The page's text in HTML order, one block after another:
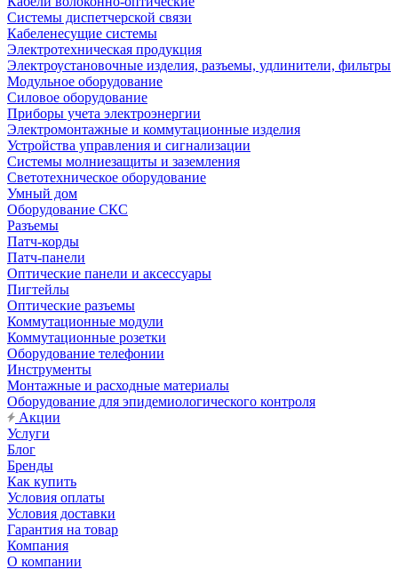
Системы диспетчерской связи
Кабеленесущие системы
Электротехническая продукция
Электроустановочные изделия, разъемы, удлинители, фильтры
Модульное оборудование
Силовое оборудование
Приборы учета электроэнергии
Электромонтажные и коммутационные изделия
Устройства управления и сигнализации
Системы молниезащиты и заземления
Светотехническое оборудование
Умный дом
Оборудование СКС
Разъемы
Патч-корды
Патч-панели
Оптические панели и аксессуары
Пигтейлы
Оптические разъемы
Коммутационные модули
Коммутационные розетки
Оборудование телефонии
Инструменты
Монтажные и расходные материалы
Оборудование для эпидемиологического контроля
Акции
Услуги
Блог
Бренды
Как купить
Условия оплаты
Условия доставки
Гарантия на товар
Компания
О компании